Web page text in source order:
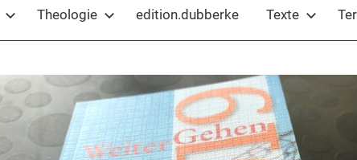
Theologie edition.dubberke Texte